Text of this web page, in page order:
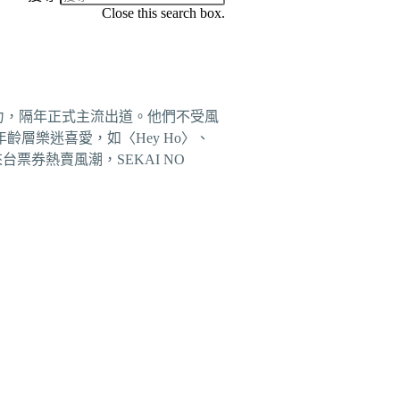
Close this search box.
，隔年正式主流出道。他們不受風
層樂迷喜愛，如〈Hey Ho〉、
台票券熱賣風潮，SEKAI NO